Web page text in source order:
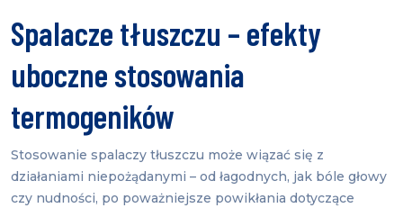
Spalacze tłuszczu – efekty
uboczne stosowania
termogeników
Stosowanie spalaczy tłuszczu może wiązać się z
działaniami niepożądanymi – od łagodnych, jak bóle głowy
czy nudności, po poważniejsze powikłania dotyczące